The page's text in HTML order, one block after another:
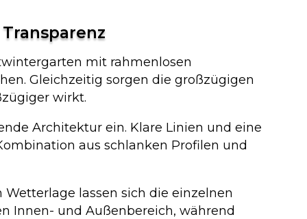
mit rahmenlosen
Gleichzeitig sorgen die großzügigen
wirkt.
Architektur ein. Klare Linien und eine
aus schlanken Profilen und
lassen sich die einzelnen
Innen- und Außenbereich, während